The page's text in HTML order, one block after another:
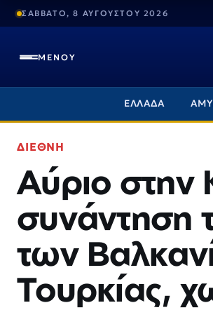
ΣΑΒΒΑΤΟ, 8 ΑΥΓΟΥΣΤΟΥ 2026
ΜΕΝΟΥ
ΕΛΛΑΔΑ
ΔΙΕΘΝΗ
Αύριο στην
συνάντηση
των
Τουρκίας,